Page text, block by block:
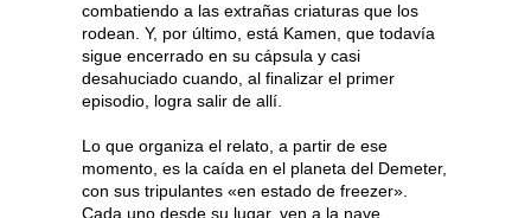
combatiendo a las extrañas criaturas que los
rodean. Y, por último, está Kamen, que todavía
sigue encerrado en su cápsula y casi
desahuciado cuando, al finalizar el primer
episodio, logra salir de allí.
Lo que organiza el relato, a partir de ese
momento, es la caída en el planeta del Demeter,
con sus tripulantes «en estado de freezer».
Cada uno desde su lugar, ven a la nave